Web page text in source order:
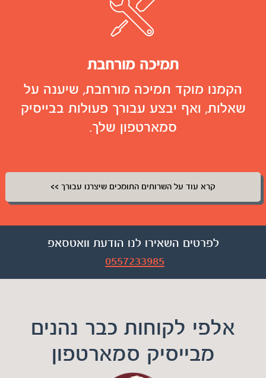
תמיכה מורחבת
הקמנו מוקד תמיכה מורחבת, שיענה על
שאלות, ואף יבצע עבורך פעולות בבייסיק
סמארטפון שלך.
קרא עוד על השרותים התומכים שיצרנו עבורך >>
לפרטים השאירו לנו הודעת וואטסאפ
0557233985
אלפי לקוחות כבר נהנים
מבייסיק סמארטפון